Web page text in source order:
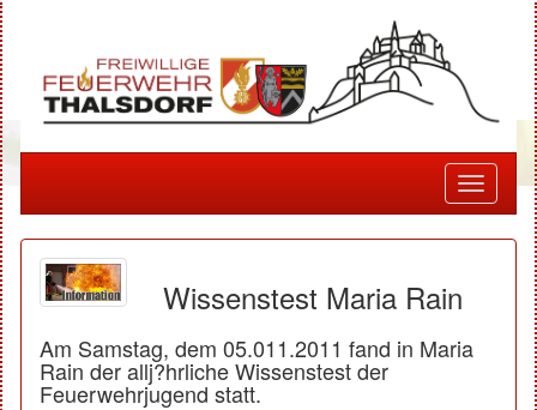
Toggle
Wissenstest Maria Rain
Am Samstag, dem 05.011.2011 fand in Maria
Rain der allj?hrliche Wissenstest der
Feuerwehrjugend statt.